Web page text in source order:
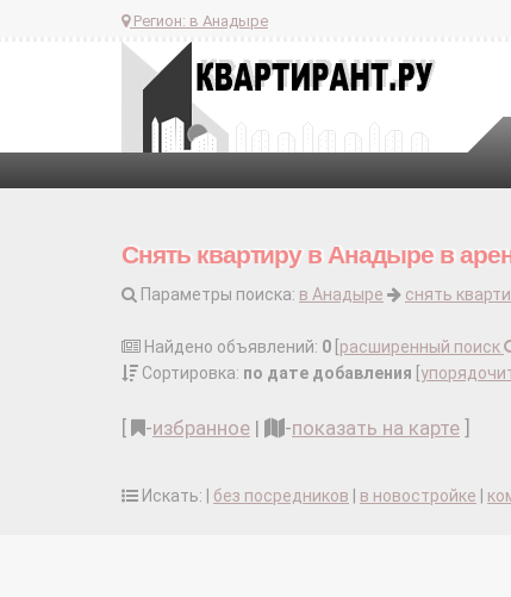
Регион: в Анадыре
Снять квартиру в Анадыре в
Параметры поиска: в Анадыре снять
Найдено объявлений: 0 расширенный поиск
Сортировка: по дате добавления
-избранное | -показать на карте
Искать: | без посредников в новостройке